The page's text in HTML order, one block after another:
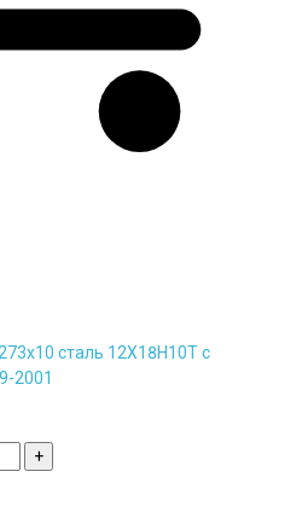
сталь 12Х18Н10Т с
2001
+